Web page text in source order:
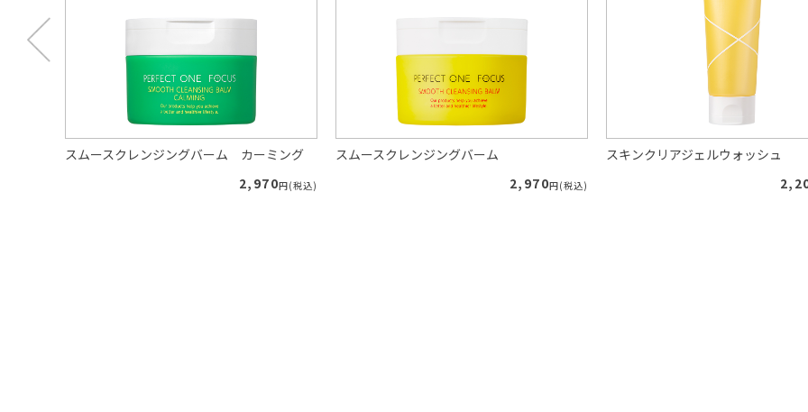
スムースクレンジングバーム カーミング
2,970円(税込)
スムースクレンジングバーム
2,970円(税込)
スキンクリアジェルウォッシュ